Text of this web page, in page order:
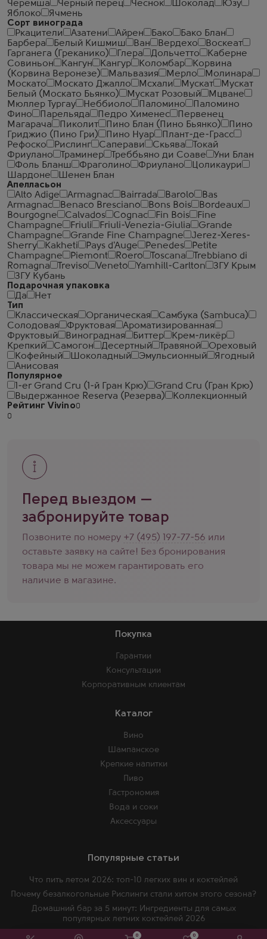
0 0
Черемша
Черный перец Чеснок Шоколад
Юзу
Яблоко
Ячмень
Сорт винограда
Ркацители
Азатени Айрен Бако
Бако Блан
Барбера
Белый Кишмиш Ван Вердехо
Воскеат
Гарганега (Греканико)
Глера Дольчетто
Каберне
Совиньон
Кангун Кангур Коломбар
Корвина
(Корвина Веронезе)
Мальвазия Мерло
Молинара
Москато
Москато Джалло Мсхали Мускат
Мускат
Белый (Москато Бьянко)
Мускат Розовый
Мцване
Мюллер Тургау
Неббиоло Паломино
Паломино
Фино
Парельяда Педро Хименес
Первенец
Магарача
Пиколит Пино Блан (Пино Бьянко)
Пино
Гриджио (Пино Гри)
Пино Нуар
Плант-де-Грасс
Рефоско
Рислинг Саперави Скьява
Токай
Фриулано
Траминер Треббьяно ди Соаве
Уни Блан
Фоль Бланш
Фраголино Фриулано
Цоликаури
Шардоне
Шенен Блан
Апелласьон
Alto Adige
Armagnac Bairrada Barolo
Bas
Armagnac
Benaco Bresciano Bons Bois
Bordeaux
Bourgogne
Calvados Cognac Fin Bois
Fine
Champagne
Friuli Friuli-Venezia-Giulia
Grande
Champagne
Grande Fine Champagne
Jerez-Xeres-
Sherry
Kakheti Pays d'Auge Penedes
Petite
Champagne
Piemont Roero Toscana
Trebbiano di
Romagna
Treviso Veneto Yamhill-Carlton
ЗГУ Крым
ЗГУ Кубань
Подарочная упаковка
Да
Нет
Тип
Классическая
Органическая
Самбука (Sambuca)
Солодовая
Фруктовая
Ароматизированная
Фруктовый
Виноградная Биттер
Крем-ликёр
Крепкий
Самогон Десертный Травяной
Ореховый
Кофейный
Шоколадный Эмульсионный
Ягодный
Анисовая
Популярное
1-er Grand Cru (1-й Гран Крю)
Grand Cru (Гран Крю)
Выдержанное Reserva (Резерва)
Коллекционный
Рейтинг Vivino
Перед выездом —
забронируйте товар
Позвоните по номеру +7 (495) 197-77-56 или
оставьте заявку на сайте! Без бронирования
товара мы не можем гарантировать его
наличие в магазине.
Покупка
Гарантии
Консультации
Корпоративным клиентам
Каталог
Вино
Шампанское
Крепкие напитки
Пиво
Гастрономия
Вода и соки
Аксессуары
Популярные статьи
Что пить летом 2026: топ-10 легких вин и коктейлей
Почему безалкогольные Рислинги стали хитом этого сезона?
Домашний бар за 5 минут: Ингредиенты для самых
популярных летних коктейлей 2026
Как не переплачивать за бренд и найти идеальную